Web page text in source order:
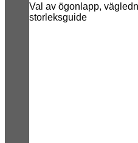
Val av ögonlapp,
storleksguide